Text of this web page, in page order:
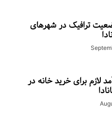
ترافیک در شهرهای
لازم برای خرید خانه در